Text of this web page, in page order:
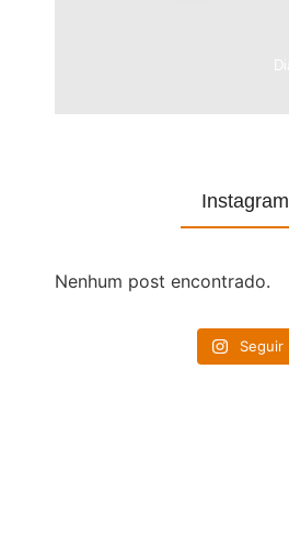
Instagram
Nenhum post encontrado.
Seguir